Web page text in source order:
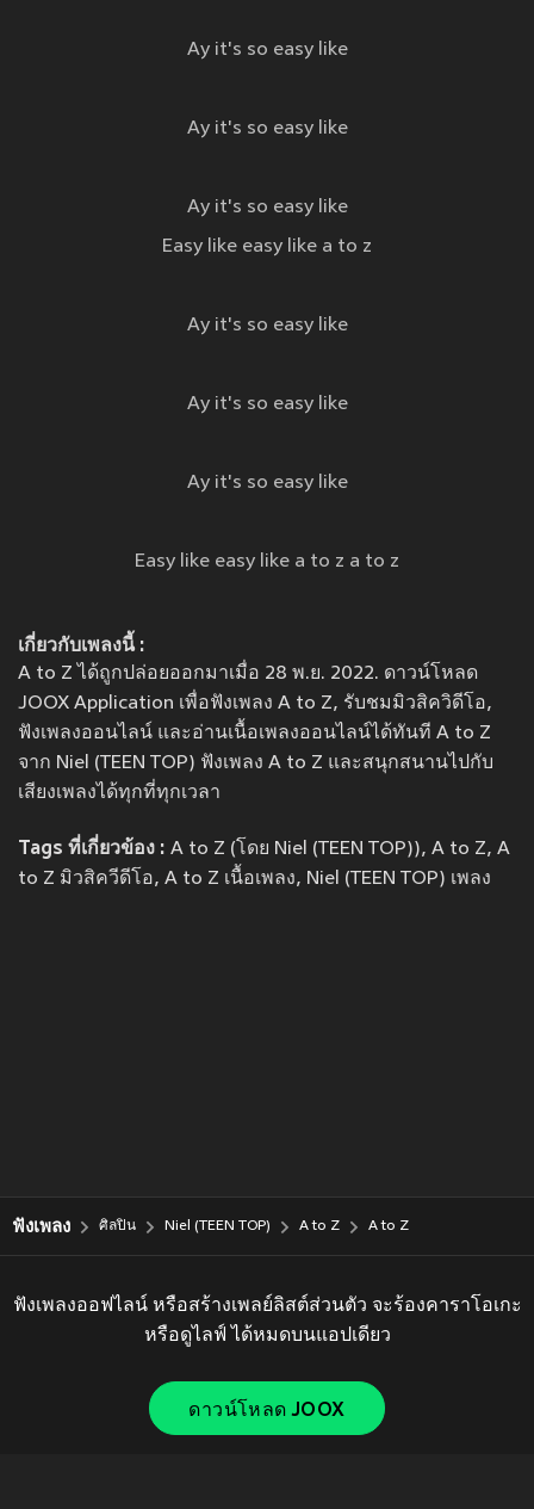
Ay it's so easy like
Ay it's so easy like
Ay it's so easy like
Easy like easy like a to z
Ay it's so easy like
Ay it's so easy like
Ay it's so easy like
Easy like easy like a to z a to z
เกี่ยวกับเพลงนี้ :
A to Z ได้ถูกปล่อยออกมาเมื่อ 28 พ.ย. 2022. ดาวน์โหลด
JOOX Application เพื่อฟังเพลง A to Z, รับชมมิวสิควิดีโอ,
ฟังเพลงออนไลน์ และอ่านเนื้อเพลงออนไลน์ได้ทันที A to Z
จาก Niel (TEEN TOP) ฟังเพลง A to Z และสนุกสนานไปกับ
เสียงเพลงได้ทุกที่ทุกเวลา
Tags ที่เกี่ยวข้อง : A to Z (โดย Niel (TEEN TOP)), A to Z, A
to Z มิวสิควีดีโอ, A to Z เนื้อเพลง, Niel (TEEN TOP) เพลง
ฟังเพลง ศิลปิน Niel (TEEN TOP) A to Z A to Z
ฟังเพลงออฟไลน์ หรือสร้างเพลย์ลิสต์ส่วนตัว จะร้องคาราโอเกะ
หรือดูไลฟ์ ได้หมดบนแอปเดียว
ดาวน์โหลด JOOX